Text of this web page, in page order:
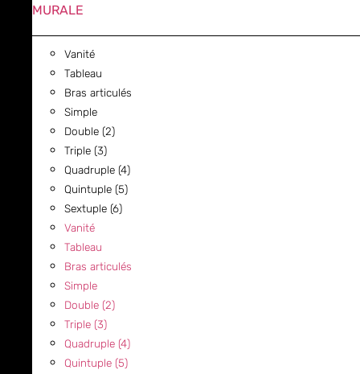
MURALE
Vanité
Tableau
Bras articulés
Simple
Double (2)
Triple (3)
Quadruple (4)
Quintuple (5)
Sextuple (6)
Vanité
Tableau
Bras articulés
Simple
Double (2)
Triple (3)
Quadruple (4)
Quintuple (5)